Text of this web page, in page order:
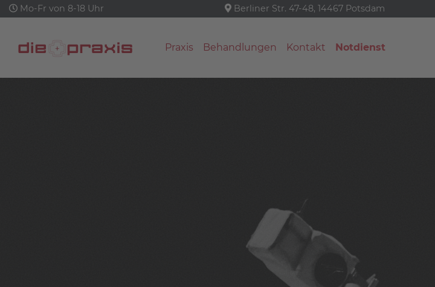
Mo-Fr von 8-18 Uhr Berliner Str. 47-48, 14467 Potsdam
Praxis Behandlungen Kontakt Notdienst